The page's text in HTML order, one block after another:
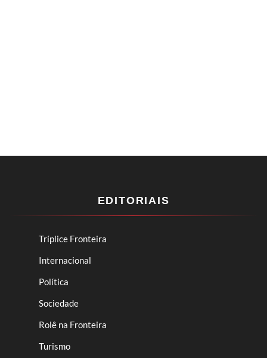
EDITORIAIS
Tríplice Fronteira
Internacional
Política
Sociedade
Rolê na Fronteira
Turismo